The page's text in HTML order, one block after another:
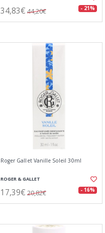
34,83€ 44,20€ - 21%
Roger Gallet Vanille Soleil 30ml
ROGER & GALLET
17,39€ 20,82€ - 16%